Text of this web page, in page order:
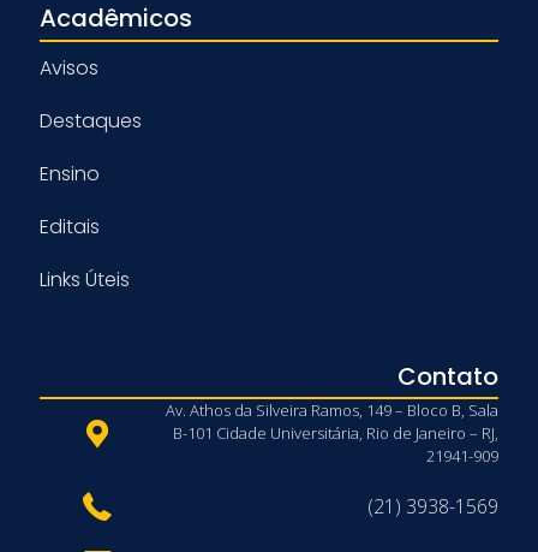
Acadêmicos
Avisos
Destaques
Ensino
Editais
Links Úteis
Contato
Av. Athos da Silveira Ramos, 149 – Bloco B, Sala
B-101 Cidade Universitária, Rio de Janeiro – RJ,
21941-909
(21) 3938-1569